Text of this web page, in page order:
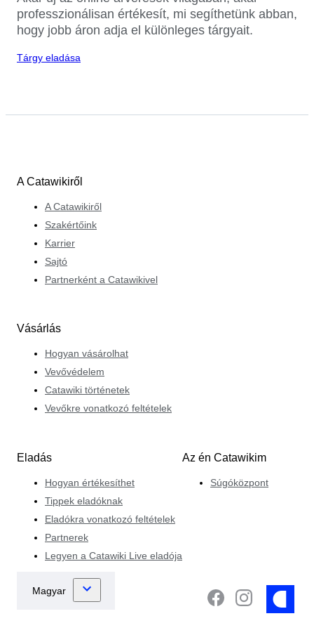
professzionálisan értékesít, mi segíthetünk abban,
hogy jobb áron adja el különleges tárgyait.
Tárgy eladása
A Catawikiről
A Catawikiről
Szakértőink
Karrier
Sajtó
Partnerként a Catawikivel
Vásárlás
Hogyan vásárolhat
Vevővédelem
Catawiki történetek
Vevőkre vonatkozó feltételek
Eladás
Hogyan értékesíthet
Tippek eladóknak
Eladókra vonatkozó feltételek
Partnerek
Legyen a Catawiki Live eladója
Az én Catawikim
Súgóközpont